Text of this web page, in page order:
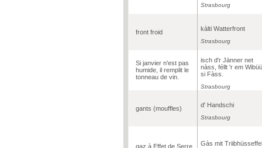
Strasbourg
front froid kàlti Watterfront
Strasbourg
Si janvier n'est pas
humide, il remplit le
tonneau de vin.
isch d'r Jänner net
nàss, féllt 'r em
si Fàss.
Strasbourg
gants (mouffles) d' Handschi
Strasbourg
gaz à Effet de Serre Gàs mit